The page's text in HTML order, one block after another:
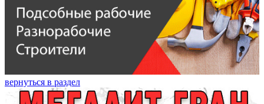
вернуться в раздел